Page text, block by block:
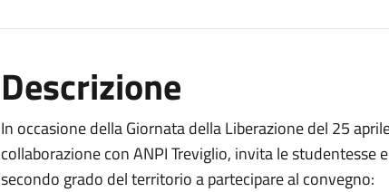
Descrizione
In occasione della Giornata della Liberazione del 25
collaborazione con ANPI Treviglio, invita le studentesse
secondo grado del territorio a partecipare al convegno: